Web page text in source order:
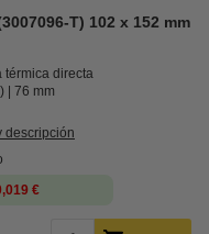
T) 102 x 152 mm
térmica directa
76 mm
descripción
€